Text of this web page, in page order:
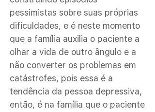
pessimistas sobre suas próprias
dificuldades, e é neste momento
que a família auxilia o paciente a
olhar a vida de outro ângulo e a
não converter os problemas em
catástrofes, pois essa é a
tendência da pessoa depressiva,
então, é na família que o paciente